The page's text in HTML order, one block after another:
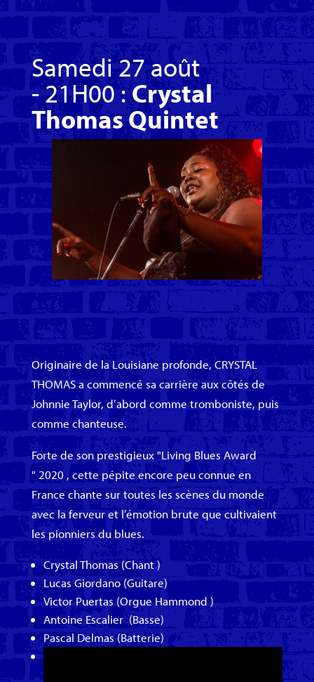
Samedi 27 août
- 21H00 : Crystal
Thomas Quintet
Originaire de la Louisiane profonde, CRYSTAL
THOMAS a commencé sa carrière aux côtés de
Johnnie Taylor, d’abord comme tromboniste, puis
comme chanteuse.
Forte de son prestigieux "Living Blues Award
" 2020 , cette pépite encore peu connue en
France chante sur toutes les scènes du monde
avec la ferveur et l’émotion brute que cultivaient
les pionniers du blues.
Crystal Thomas (Chant )
Lucas Giordano (Guitare)
Victor Puertas (Orgue Hammond )
Antoine Escalier (Basse)
Pascal Delmas (Batterie)